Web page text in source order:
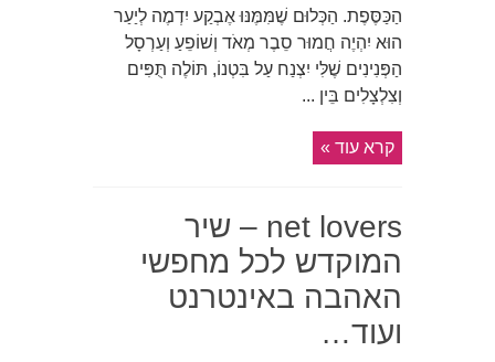
הַכַּסֶּפֶת. הַכְּלוּם שֶׁמִּמֶּנּוּ אֶבְקַע יִדְמֶה לְיַעַר
הוּא יִהְיֶה חֲמוּר סֵבֶר מְאֹד וְשׁוֹפֵעַ וְעַרְסָל
הַפְּנִינִים שֶׁלִּי יִצְנַח עַל בִּטְנוֹ, תּוֹלֶה תֻּפִּים
וְצִלְצָלִים בֵּין ...
קרא עוד »
net lovers – שיר
המוקדש לכל מחפשי
האהבה באינטרנט
ועוד…